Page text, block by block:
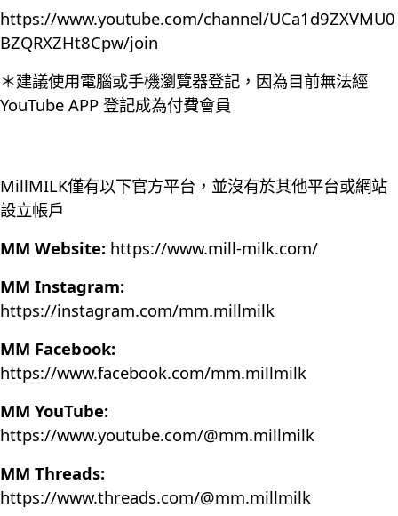
https://www.youtube.com/channel/UCa1d9ZXVMU0
BZQRXZHt8Cpw/join
＊建議使用電腦或手機瀏覽器登記，因為目前無法經
YouTube APP 登記成為付費會員
MillMILK僅有以下官方平台，並沒有於其他平台或網站
設立帳戶
MM Website: https://www.mill-milk.com/
MM Instagram:
https://instagram.com/mm.millmilk
MM Facebook:
https://www.facebook.com/mm.millmilk
MM YouTube:
https://www.youtube.com/@mm.millmilk
MM Threads:
https://www.threads.com/@mm.millmilk